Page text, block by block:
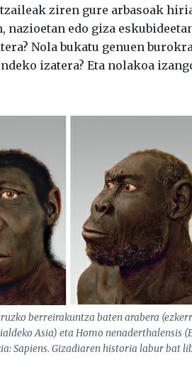
ziren gure arbasoak
edo giza
Nola bukatu genuen
izatera? Eta nolakoa
berreirakuntza baten arabera
Asia) eta Homo nenaderthalensis
Sapiens. Gizadiaren historia labur